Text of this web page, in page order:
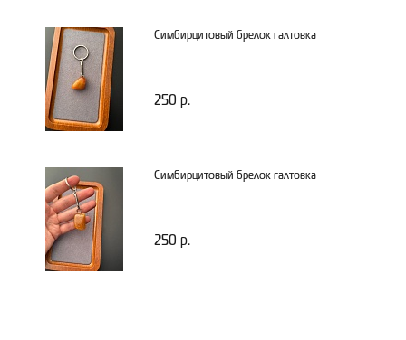
Симбирцитовый брелок галтовка
250 р.
Симбирцитовый брелок галтовка
250 р.